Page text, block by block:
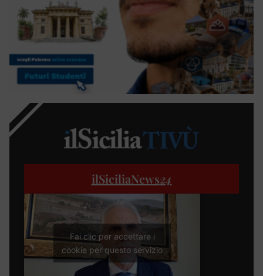
ilSiciliaNews24
Fai clic per accettare i
cookie per questo servizio